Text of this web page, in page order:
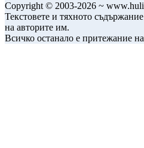
Copyright © 2003-2026 ~
Текстовете и тяхното
на авторите им.
Всичко останало е притежание